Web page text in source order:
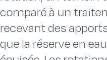
comparé à un
recevant des
que la réserve en